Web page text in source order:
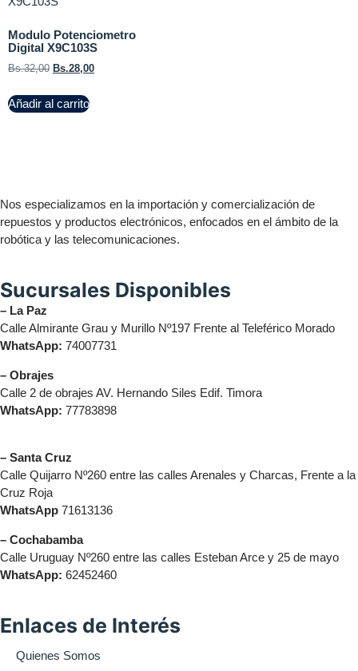
Modulo Potenciometro
Digital X9C103S
Bs.32,00 Bs.28,00
Añadir al carrito
Nos especializamos en la importación y comercialización de
repuestos y productos electrónicos, enfocados en el ámbito de la
robótica y las telecomunicaciones.
Sucursales Disponibles
– La Paz
Calle Almirante Grau y Murillo Nº197 Frente al Teleférico Morado
WhatsApp: 74007731
– Obrajes
Calle 2 de obrajes AV. Hernando Siles Edif. Timora
WhatsApp: 77783898
– Santa Cruz
Calle Quijarro Nº260 entre las calles Arenales y Charcas, Frente a la
Cruz Roja
WhatsApp 71613136
– Cochabamba
Calle Uruguay Nº260 entre las calles Esteban Arce y 25 de mayo
WhatsApp: 62452460
Enlaces de Interés
Quienes Somos